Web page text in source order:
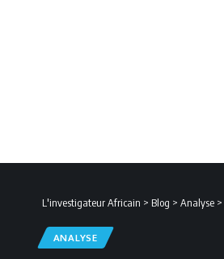
L'investigateur Africain > Blog > Analyse >
ANALYSE